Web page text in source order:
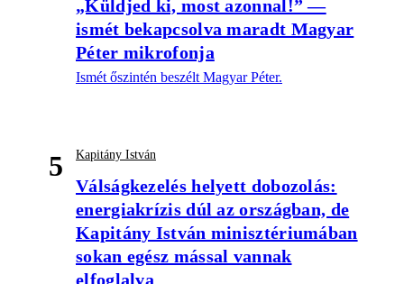
„Küldjed ki, most azonnal!” —
ismét bekapcsolva maradt Magyar
Péter mikrofonja
Ismét őszintén beszélt Magyar Péter.
5 Kapitány István
Válságkezelés helyett dobozolás:
energiakrízis dúl az országban, de
Kapitány István minisztériumában
sokan egész mással vannak
elfoglalva